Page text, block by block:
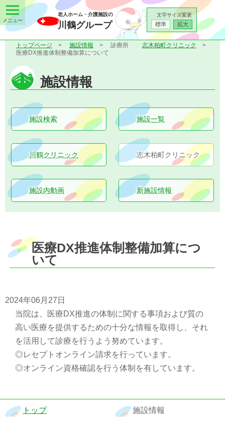
老人ホーム・介護施設の
川鶴グループ
文字サイズ変更
標準 拡大
トップページ 施設情報 診療所
志木柏町クリニック
医療DX推進体制整備加算について
施設情報
施設検索 施設一覧
川鶴クリニック 志木柏町クリニック
施設内動画 新施設情報
医療DX推進体制整備加算につ
いて
2024年06月27日
当院は、医療DX推進の体制に関する事項および質の
高い医療を提供するための十分な情報を取得し、それ
を活用して診療を行うよう努めています。
◎レセプトオンライン請求を行っています。
◎オンライン資格確認を行う体制を有しています。
トップ 施設情報